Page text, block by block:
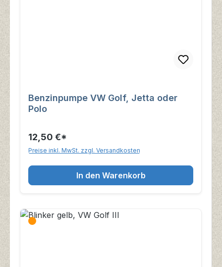
Benzinpumpe VW Golf, Jetta oder
Polo
12,50 €*
Preise inkl. MwSt. zzgl. Versandkosten
In den Warenkorb